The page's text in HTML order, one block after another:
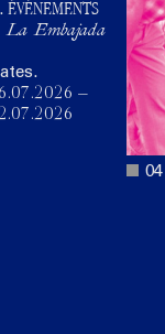
ÉVÉNEMENTS
La Embajada
–
04